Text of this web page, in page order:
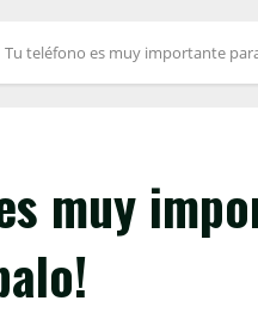
Tu teléfono es muy importante
muy